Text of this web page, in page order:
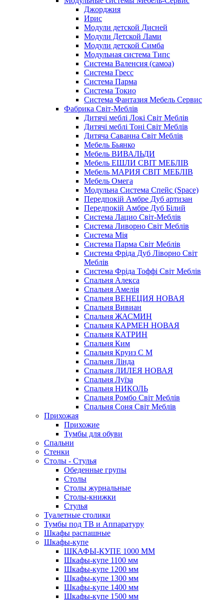
Джорджия
Ирис
Модули детской Дисней
Модули Детской Лами
Модули детской Симба
Модульная система Типс
Система Валенсия (самоа)
Система Гресс
Система Парма
Система Токио
Система Фантазия Мебель Сервис
Фабрика Світ-Меблів
Дитячі меблі Локі Світ Меблів
Дитячі меблі Тоні Світ Меблів
Дитяча Саванна Світ Меблів
Мебель Бьянко
Мебель ВИВАЛЬДИ
Мебель ЕШЛИ СВІТ МЕБЛІВ
Мебель МАРИЯ СВІТ МЕБЛІВ
Мебель Омега
Модульна Cистема Спейс (Space)
Передпокій Амбре Дуб артизан
Передпокій Амбре Дуб Білий
Система Лацио Світ-Меблів
Система Ливорно Світ Меблів
Система Мія
Система Парма Свiт Меблiв
Система Фріда Дуб Ліворно Світ
Меблів
Система Фріда Тоффі Світ Меблів
Спальня Алекса
Спальня Амелія
Спальня ВЕНЕЦИЯ НОВАЯ
Спальня Вивиан
Спальня ЖАСМИН
Спальня КАРМЕН НОВАЯ
Спальня КАТРИН
Спальня Ким
Спальня Круиз С М
Спальня Лінда
Спальня ЛИЛЕЯ НОВАЯ
Спальня Луїза
Спальня НИКОЛЬ
Спальня Ромбо Світ Меблів
Спальня Соня Світ Меблів
Прихожая
Прихожие
Тумбы для обуви
Спальни
Стенки
Столы - Стулья
Обеденные групы
Столы
Столы журнальные
Столы-книжки
Стулья
Туалетные столики
Тумбы под ТВ и Аппаратуру
Шкафы распашные
Шкафы-купе
ШКАФЫ-КУПЕ 1000 ММ
Шкафы-купе 1100 мм
Шкафы-купе 1200 мм
Шкафы-купе 1300 мм
Шкафы-купе 1400 мм
Шкафы-купе 1500 мм